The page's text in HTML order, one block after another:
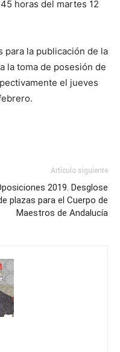
horas del martes 12
para la publicación de la
la toma de posesión de
el jueves
Artículo siguiente
2019. Desglose
plazas para el Cuerpo de
Maestros de Andalucía